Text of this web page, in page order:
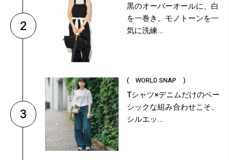
2
黒のオーバーオールに、白
を一巻き。モノトーンを一
気に洗練...
3
( WORLD SNAP )
Tシャツ×デニムだけのベー
シックな組み合わせこそ、
シルエッ...